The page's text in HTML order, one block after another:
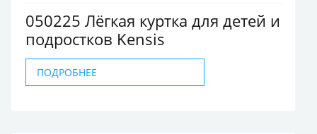
050225 Лёгкая куртка для детей и
подростков Kensis
ПОДРОБНЕЕ